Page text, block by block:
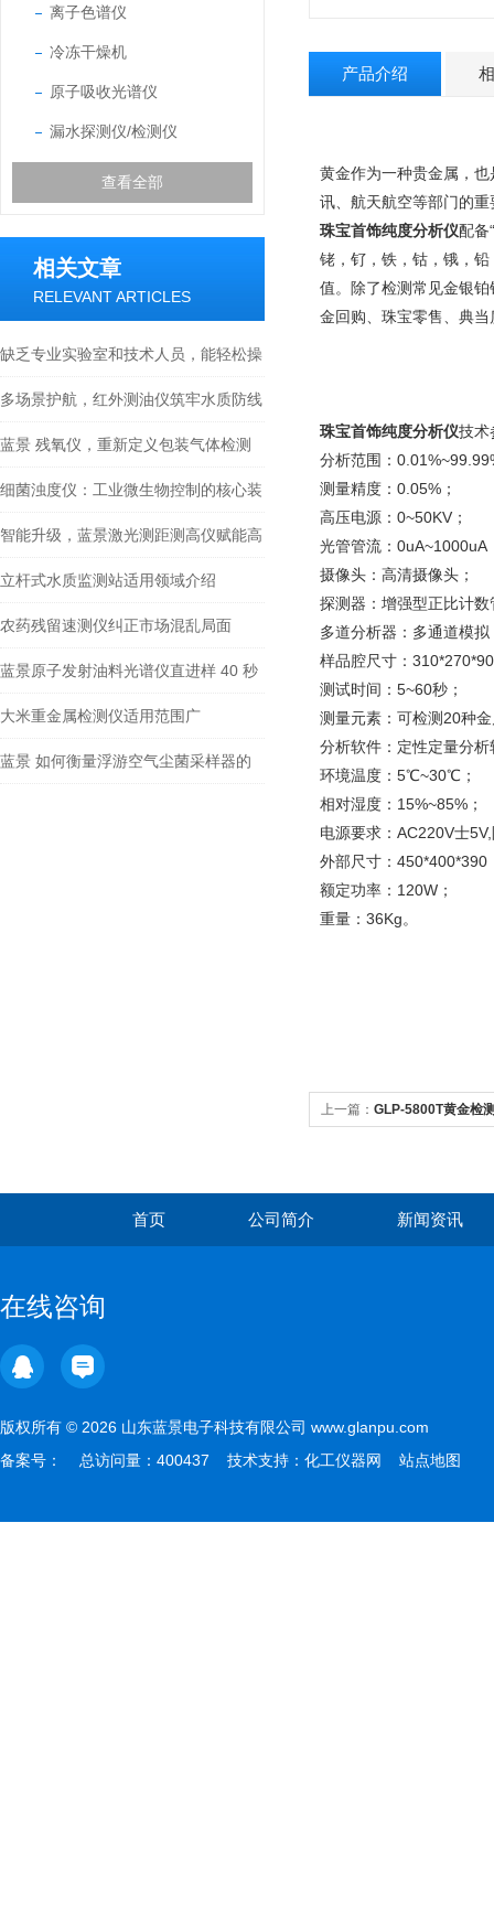
离子色谱仪
冷冻干燥机
原子吸收光谱仪
漏水探测仪/检测仪
查看全部
相关文章
RELEVANT ARTICLES
缺乏专业实验室和技术人员，能轻松操
作这款水分活度仪吗？
多场景护航，红外测油仪筑牢水质防线
蓝景 残氧仪，重新定义包装气体检测
细菌浊度仪：工业微生物控制的核心装
备
智能升级，蓝景激光测距测高仪赋能高
效测量新时代
立杆式水质监测站适用领域介绍
农药残留速测仪纠正市场混乱局面
蓝景原子发射油料光谱仪直进样 40 秒
极速出值 + 极低耗材成本
大米重金属检测仪适用范围广
蓝景 如何衡量浮游空气尘菌采样器的
产品介绍
黄金作为一种贵金属，
讯、航天航空等部门的
珠宝首饰纯度分析仪配备
铑，钌，铁，钴，锇，
值。除了检测常见金银
金回购、珠宝零售、典
珠宝首饰纯度分析仪技术
分析范围：
测量精度：0.05%；
高压电源：0~50KV；
光管管流：
摄像头：高清摄像头；
探测器：增强型正比计
多道分析器：多通道模
样品腔尺寸：
测试时间：5~60秒；
测量元素：可检测20种
分析软件：定性定量分
环境温度：5℃~30℃；
相对湿度：15%~85%；
电源要求：AC220V士
外部尺寸：
额定功率：120W；
重量：36Kg。
上一篇： GLP-5800T黄金检
首页 公司简介 新闻资讯
在线咨询
版权所有 © 2026 山东蓝景电子科技有限公司 www.glanpu.com
备案号：
总访问量：400437 技术支持： 化工仪器网 站点地图